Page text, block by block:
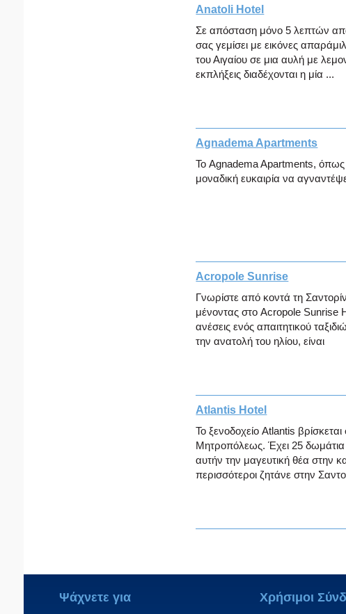
Anatoli Hotel
Σε απόσταση μόνο 5 λεπτών
σας γεμίσει με εικόνες
του Αιγαίου σε μια αυλή με
εκπλήξεις διαδέχονται η μία ...
Agnadema Apartments
Το Agnadema Apartments, όπως
μοναδική ευκαιρία να
Acropole Sunrise
Γνωρίστε από κοντά τη
μένοντας στο Acropole Sunrise
ανέσεις ενός απαιτητικού
την ανατολή του ηλίου, είναι
Atlantis Hotel
Το ξενοδοχείο Atlantis
Μητροπόλεως. Έχει 25
αυτήν την μαγευτική θέα στην
περισσότεροι ζητάνε στην
Ψάχνετε για Χρήσιμοι